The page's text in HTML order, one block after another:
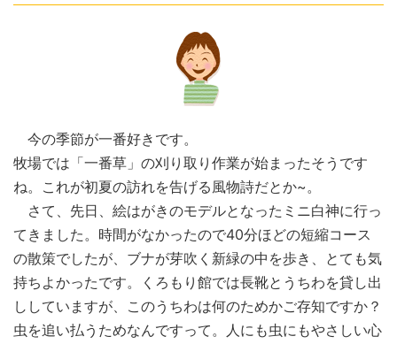
今の季節が一番好きです。
牧場では「一番草」の刈り取り作業が始まったそうです
ね。これが初夏の訪れを告げる風物詩だとか~。
さて、先日、絵はがきのモデルとなったミニ白神に行っ
てきました。時間がなかったので40分ほどの短縮コース
の散策でしたが、ブナが芽吹く新緑の中を歩き、とても気
持ちよかったです。くろもり館では長靴とうちわを貸し出
ししていますが、このうちわは何のためかご存知ですか？
虫を追い払うためなんですって。人にも虫にもやさしい心